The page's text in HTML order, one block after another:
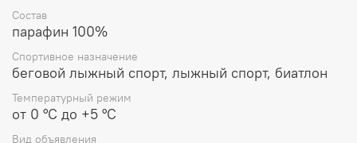
Состав
парафин 100%
Спортивное назначение
беговой лыжный спорт, лыжный спорт, биатлон
Температурный режим
от 0 °C до +5 °C
Вид объявления